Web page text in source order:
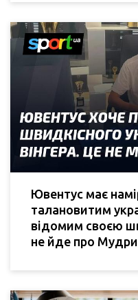
Ювентус має
талановитим
відомим своєю
не йде про